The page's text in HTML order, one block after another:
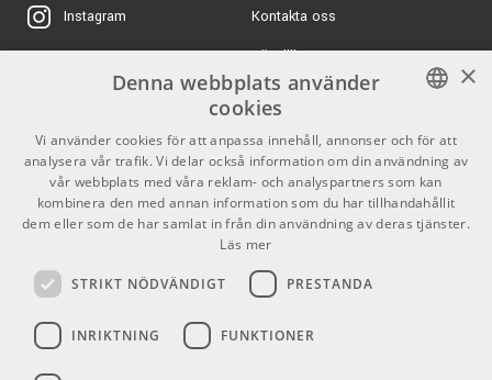
ARTIKELNUMMER 1087168
Active Two Way Array
Music System
ARTIKELNUMMER 1076718
K&M 17570 Duet -
ARTIKELNUMMER 1046321
360 kr/st
Instagram
X
Youtube
TikTok
Kontakta oss
Köpvillkor
Butiken
Varumärken
GDPR & Cookies
Kontakt
Info
Mån-Fre: 10.00-18.00
SWEDISH
ENGLISH
×
Denna webbplats använder
cookies
Vi använder cookies för att anpassa innehåll, annonser och för att
analysera vår trafik. Vi delar också information om din användning av
vår webbplats med våra reklam- och analyspartners som kan
kombinera den med annan information som du har tillhandahållit
dem eller som de har samlat in från din användning av deras tjänster.
Läs mer
STRIKT NÖDVÄNDIGT PRESTANDA
INRIKTNING FUNKTIONER